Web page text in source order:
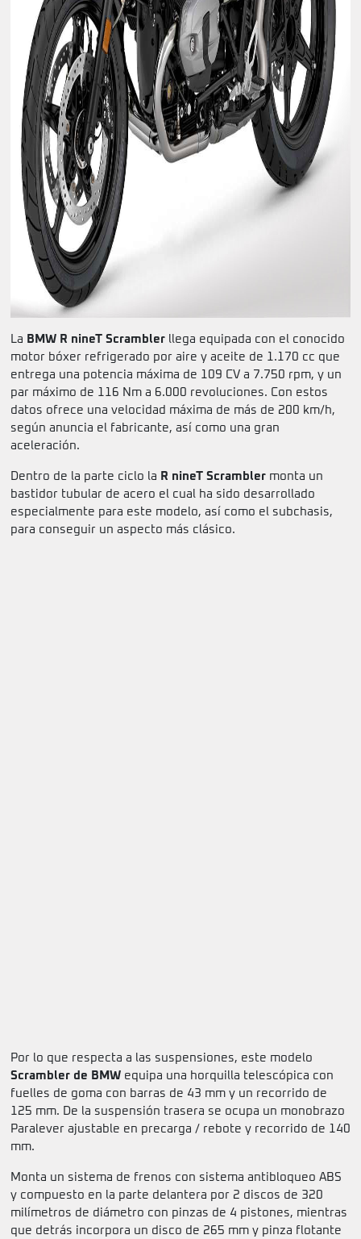
La BMW R nineT Scrambler llega equipada con el conocido
motor bóxer refrigerado por aire y aceite de 1.170 cc que
entrega una potencia máxima de 109 CV a 7.750 rpm, y un
par máximo de 116 Nm a 6.000 revoluciones. Con estos
datos ofrece una velocidad máxima de más de 200 km/h,
según anuncia el fabricante, así como una gran
aceleración.
Dentro de la parte ciclo la R nineT Scrambler monta un
bastidor tubular de acero el cual ha sido desarrollado
especialmente para este modelo, así como el subchasis,
para conseguir un aspecto más clásico.
Por lo que respecta a las suspensiones, este modelo
Scrambler de BMW equipa una horquilla telescópica con
fuelles de goma con barras de 43 mm y un recorrido de
125 mm. De la suspensión trasera se ocupa un monobrazo
Paralever ajustable en precarga / rebote y recorrido de 140
mm.
Monta un sistema de frenos con sistema antibloqueo ABS
y compuesto en la parte delantera por 2 discos de 320
milímetros de diámetro con pinzas de 4 pistones, mientras
que detrás incorpora un disco de 265 mm y pinza flotante